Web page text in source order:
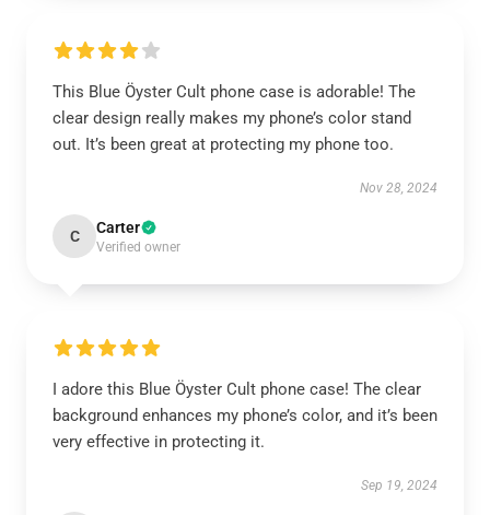
This Blue Öyster Cult phone case is adorable! The
clear design really makes my phone’s color stand
out. It’s been great at protecting my phone too.
Nov 28, 2024
C Carter
Verified owner
I adore this Blue Öyster Cult phone case! The clear
background enhances my phone’s color, and it’s been
very effective in protecting it.
Sep 19, 2024